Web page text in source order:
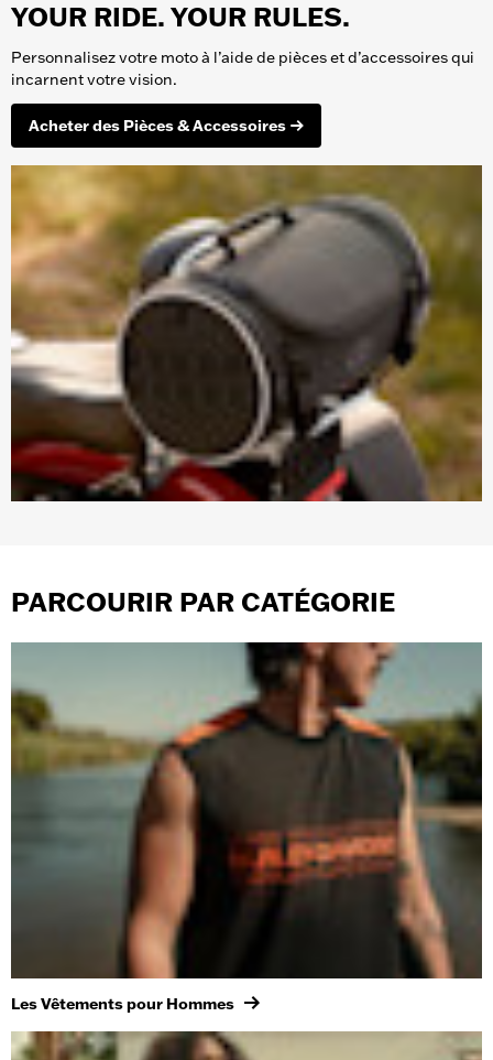
YOUR RIDE. YOUR RULES.
Personnalisez votre moto à l’aide de pièces et d’accessoires qui
incarnent votre vision.
Acheter des Pièces & Accessoires
PARCOURIR PAR CATÉGORIE
Les Vêtements pour Hommes